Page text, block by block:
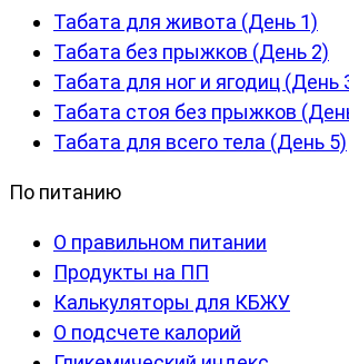
Табата для живота (День 1)
Табата без прыжков (День 2)
Табата для ног и ягодиц (День
Табата стоя без прыжков
Табата для всего тела (День 5)
По питанию
О правильном питании
Продукты на ПП
Калькуляторы для КБЖУ
О подсчете калорий